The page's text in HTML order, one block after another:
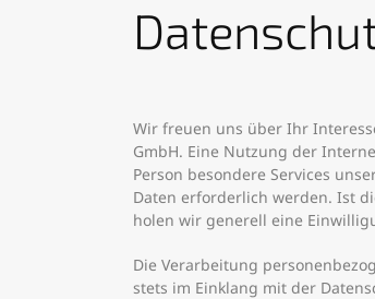
Wir freuen uns über Ihr
GmbH. Eine Nutzung der
Person besondere Services
Daten erforderlich werden. Ist
holen wir generell eine
Die Verarbeitung
stets im Einklang mit der